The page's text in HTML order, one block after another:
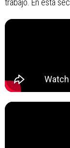
trabajo. En esta